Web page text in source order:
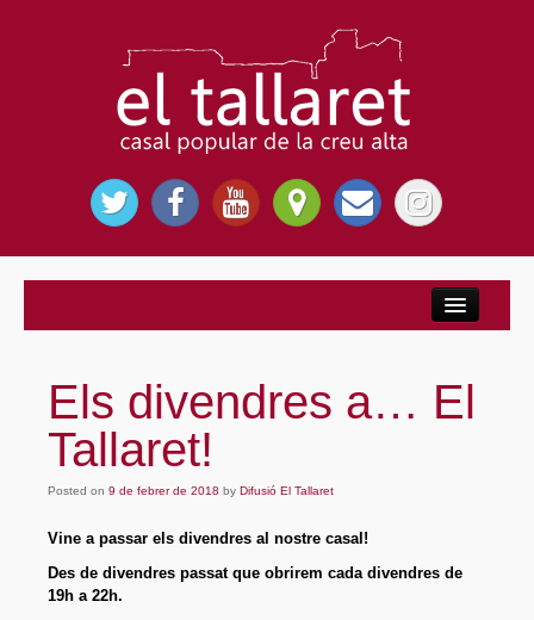
El Casal Popular
Per què El Tallaret?
Entitats
Sòcies i socis
Organització
Els divendres a… El
Tallaret!
Posted on 9 de febrer de 2018 by Difusió El Tallaret
Vine a passar els divendres al nostre casal!
Des de divendres passat que obrirem cada divendres de
19h a 22h.